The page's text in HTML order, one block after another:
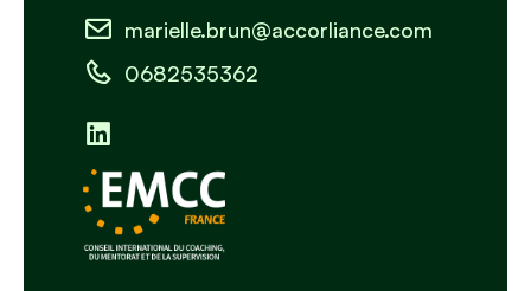
marielle.brun@accorliance.com
0682535362